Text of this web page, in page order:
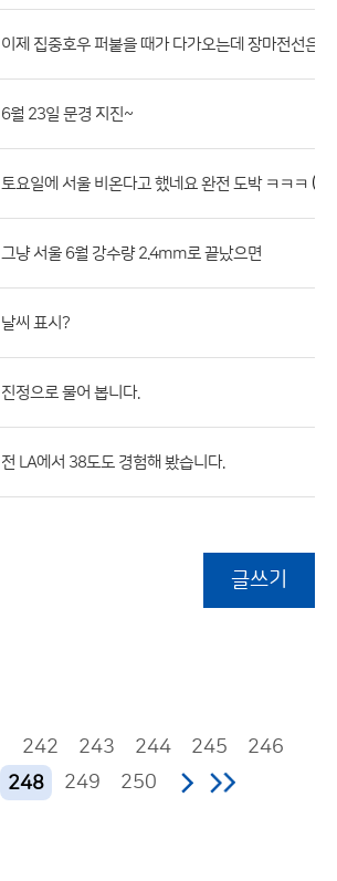
이제 집중호우 퍼붙을 때가 다가오는데 장마전선은
6월 23일 문경 지진~
토요일에 서울 비온다고 했네요 완전 도박 ㅋㅋㅋ (1)
그냥 서울 6월 강수량 2.4mm로 끝났으면
날씨 표시?
진정으로 물어 봅니다.
전 LA에서 38도도 경험해 봤습니다.
글쓰기
242 243 244 245
246
248 249 250